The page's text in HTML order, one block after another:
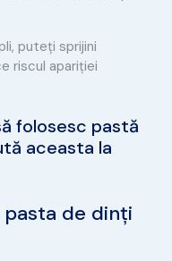
puteți sprijini
riscul apariției
folosesc pastă
aceasta la
de dinți